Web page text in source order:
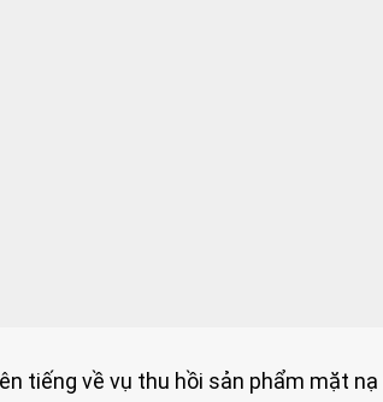
tiếng về vụ thu hồi sản phẩm mặt